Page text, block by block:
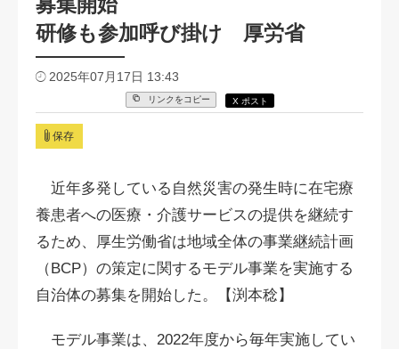
研修も参加呼び掛け 厚労省
2025年07月17日 13:43
リンクをコピー X ポスト
保存
近年多発している自然災害の発生時に在宅療
養患者への医療・介護サービスの提供を継続す
るため、厚生労働省は地域全体の事業継続計画
（BCP）の策定に関するモデル事業を実施する
自治体の募集を開始した。【渕本稔】
モデル事業は、2022年度から毎年実施してい